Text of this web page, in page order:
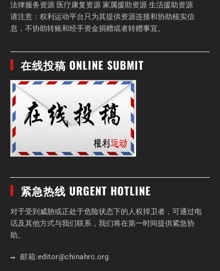
法律服务资源 医疗康复资源 家属援助资源 生活援助资源
请注意：权利运动平台只为其提供资源连接和协助核实信
息，不协助转账和经手资金捐赠或者转赠事宜。
在线投稿 ONLINE SUBMIT
紧急热线 URGENT HOTLINE
对于受到威胁或正处于危险状态下的人权捍卫者，可通过电
话及其他方式与我们联系，我们将在第一时间提供紧急协
助。
邮箱:editor@chinahrc.org